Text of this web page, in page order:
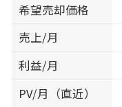
希望売却価格
売上/月
利益/月
PV/月（直近）